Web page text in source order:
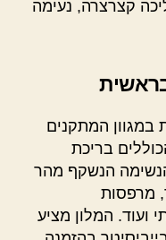
קצרצרה, נעימה
במגוון המתקנים
בריכת
הנשקף מהר
מרפסות
ועוד. המלון מציע